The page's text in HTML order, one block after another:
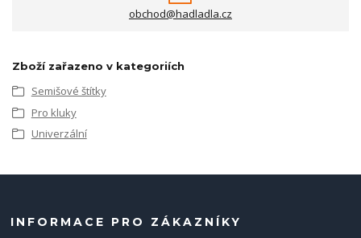
obchod@hadladla.cz
Zboží zařazeno v kategoriích
Semišové štítky
Pro kluky
Univerzální
INFORMACE PRO ZÁKAZNÍKY